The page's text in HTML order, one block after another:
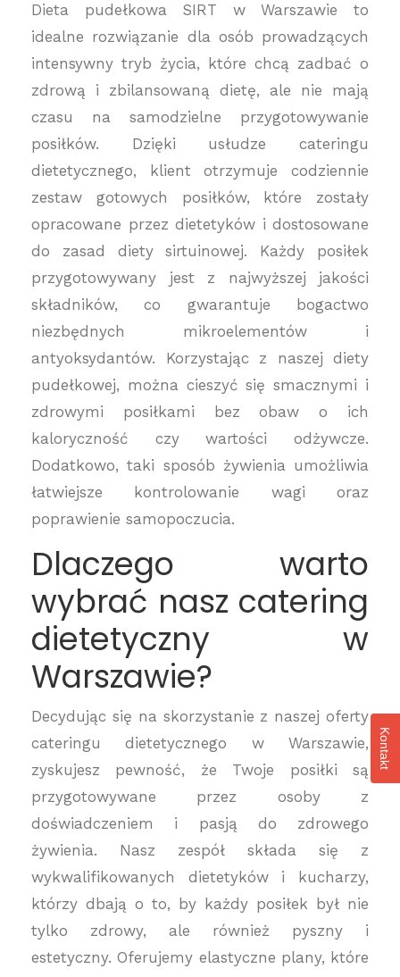
Dieta pudełkowa SIRT w Warszawie to
idealne rozwiązanie dla osób prowadzących
intensywny tryb życia, które chcą zadbać o
zdrową i zbilansowaną dietę, ale nie mają
czasu na samodzielne przygotowywanie
posiłków. Dzięki usłudze cateringu
dietetycznego, klient otrzymuje codziennie
zestaw gotowych posiłków, które zostały
opracowane przez dietetyków i dostosowane
do zasad diety sirtuinowej. Każdy posiłek
przygotowywany jest z najwyższej jakości
składników, co gwarantuje bogactwo
niezbędnych mikroelementów i
antyoksydantów. Korzystając z naszej diety
pudełkowej, można cieszyć się smacznymi i
zdrowymi posiłkami bez obaw o ich
kaloryczność czy wartości odżywcze.
Dodatkowo, taki sposób żywienia umożliwia
łatwiejsze kontrolowanie wagi oraz
poprawienie samopoczucia.
Dlaczego warto
wybrać nasz catering
dietetyczny w
Warszawie?
Decydując się na skorzystanie z naszej oferty
cateringu dietetycznego w Warszawie,
zyskujesz pewność, że Twoje posiłki są
przygotowywane przez osoby z
doświadczeniem i pasją do zdrowego
żywienia. Nasz zespół składa się z
wykwalifikowanych dietetyków i kucharzy,
którzy dbają o to, by każdy posiłek był nie
tylko zdrowy, ale również pyszny i
estetyczny. Oferujemy elastyczne plany, które
Kontakt